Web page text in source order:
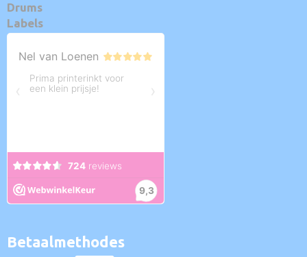
Drums
Labels
Betaalmethodes